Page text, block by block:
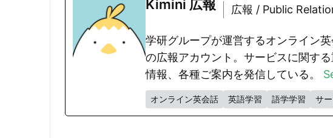
Kimini 広報 広報 / Public
学研グループが運営するオンライン
の広報アカウント。サービスに関す
情報、各種ご案内を発信している。
オンライン英会話 英語学習 語学学習 サ